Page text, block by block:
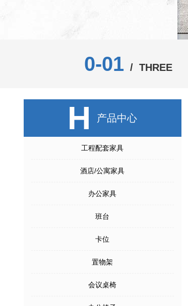
0-02 / THREE
H 产品中心
工程配套家具
酒店/公寓家具
办公家具
班台
卡位
置物架
会议桌椅